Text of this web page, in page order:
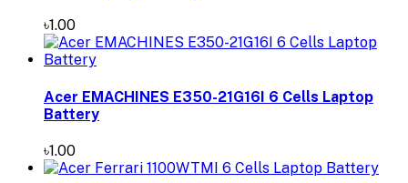
৳1.00
Acer EMACHINES E350-21G16I 6 Cells Laptop
Battery
৳1.00